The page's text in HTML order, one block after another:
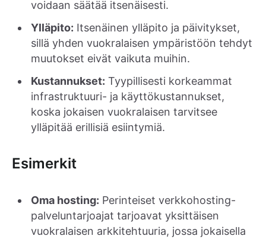
voidaan säätää itsenäisesti.
Ylläpito: Itsenäinen ylläpito ja päivitykset,
sillä yhden vuokralaisen ympäristöön tehdyt
muutokset eivät vaikuta muihin.
Kustannukset: Tyypillisesti korkeammat
infrastruktuuri- ja käyttökustannukset,
koska jokaisen vuokralaisen tarvitsee
ylläpitää erillisiä esiintymiä.
Esimerkit
Oma hosting: Perinteiset verkkohosting-
palveluntarjoajat tarjoavat yksittäisen
vuokralaisen arkkitehtuuria, jossa jokaisella